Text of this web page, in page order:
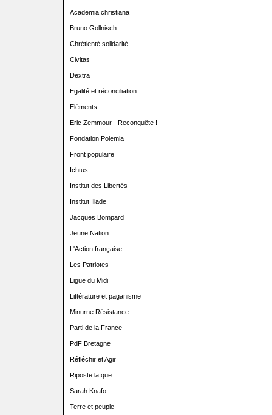
Academia christiana
Bruno Gollnisch
Chrétienté solidarité
Civitas
Dextra
Egalité et réconciliation
Eléments
Eric Zemmour - Reconquête !
Fondation Polemia
Front populaire
Ichtus
Institut des Libertés
Institut Iliade
Jacques Bompard
Jeune Nation
L'Action française
Les Patriotes
Ligue du Midi
Littérature et paganisme
Minurne Résistance
Parti de la France
PdF Bretagne
Réfléchir et Agir
Riposte laïque
Sarah Knafo
Terre et peuple